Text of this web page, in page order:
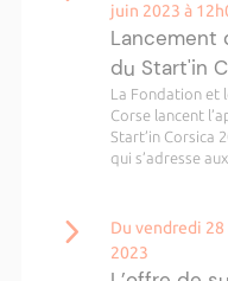
juin 2023 à
Lancement
du Start'in
La Fondation et
Corse lancent
Start’in Corsica
qui s’adresse
Du vendredi
2023